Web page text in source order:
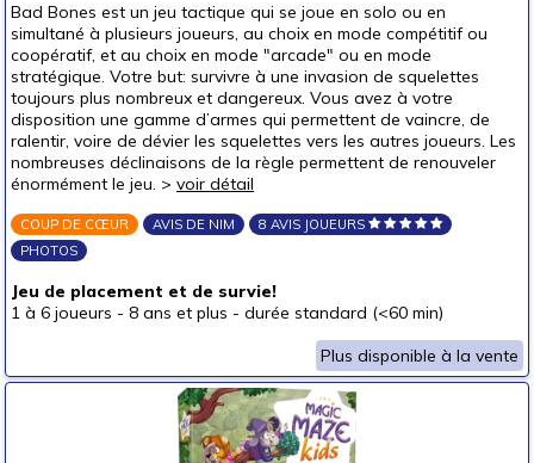
Bad Bones est un jeu tactique qui se joue en solo ou en
simultané à plusieurs joueurs, au choix en mode compétitif ou
coopératif, et au choix en mode "arcade" ou en mode
stratégique. Votre but: survivre à une invasion de squelettes
toujours plus nombreux et dangereux. Vous avez à votre
disposition une gamme d’armes qui permettent de vaincre, de
ralentir, voire de dévier les squelettes vers les autres joueurs. Les
nombreuses déclinaisons de la règle permettent de renouveler
énormément le jeu. > voir détail
COUP DE CŒUR AVIS DE NIM
8 AVIS JOUEURS
PHOTOS
Jeu de placement et de survie!
1 à 6 joueurs - 8 ans et plus - durée standard (<60 min)
Plus disponible à la vente